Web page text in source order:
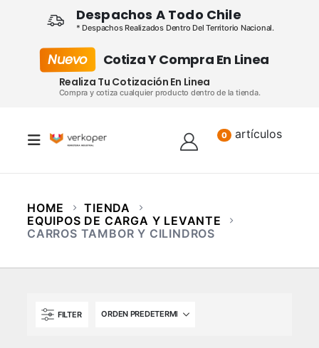
Despachos A Todo Chile
* Despachos Realizados Dentro Del Territorio Nacional.
Nuevo Cotiza Y Compra En Linea
Realiza Tu Cotización En Linea
Compra y cotiza cualquier producto dentro de la tienda.
0 artículos
HOME
TIENDA
EQUIPOS DE CARGA Y LEVANTE
CARROS TAMBOR Y CILINDROS
FILTER